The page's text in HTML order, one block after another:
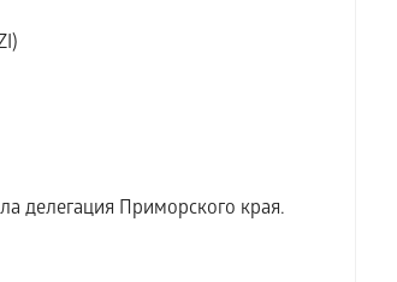
делегация Приморского края.